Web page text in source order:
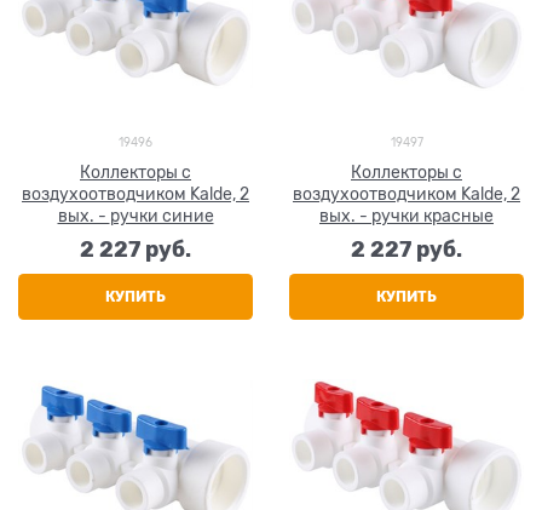
19496
Коллекторы с
воздухоотводчиком Kalde, 2
вых. - ручки синие
2 227 руб.
КУПИТЬ
19497
Коллекторы с
воздухоотводчиком Kalde, 2
вых. - ручки красные
2 227 руб.
КУПИТЬ